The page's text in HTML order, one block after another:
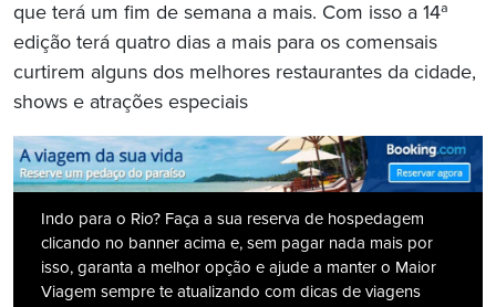
que terá um fim de semana a mais. Com isso a 14ª
edição terá quatro dias a mais para os comensais
curtirem alguns dos melhores restaurantes da cidade,
shows e atrações especiais
Indo para o Rio? Faça a sua reserva de hospedagem
clicando no banner acima e, sem pagar nada mais por
isso, garanta a melhor opção e ajude a manter o Maior
Viagem sempre te atualizando com dicas de viagens